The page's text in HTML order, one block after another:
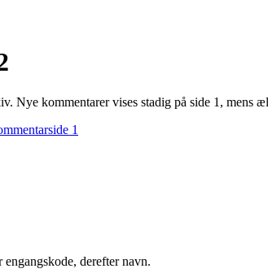
Nye kommentarer vises stadig på side 1,
1
derefter navn.